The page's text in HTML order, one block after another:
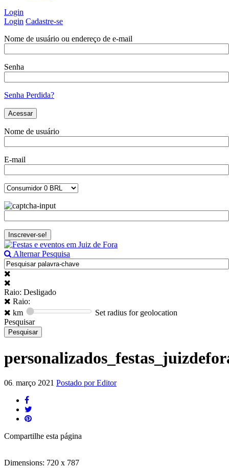
Login
Login Cadastre-se
Nome de usuário ou endereço de e-mail
Senha
Senha Perdida?
Nome de usuário
E-mail
Alternar Pesquisa
Raio: Desligado
Raio:
km
Set radius for geolocation
Pesquisar
06. março 2021 Postado porEditor
Compartilhe esta página
Dimensions: 720 x 787